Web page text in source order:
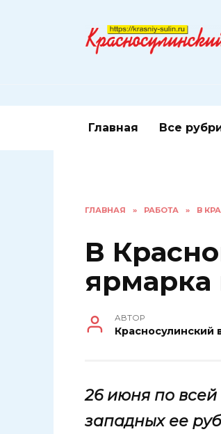
Главная Все
ГЛАВНАЯ » РАБОТА » В
В
ярмарка
АВТОР
Красносулинский
26 июня по
западных ее